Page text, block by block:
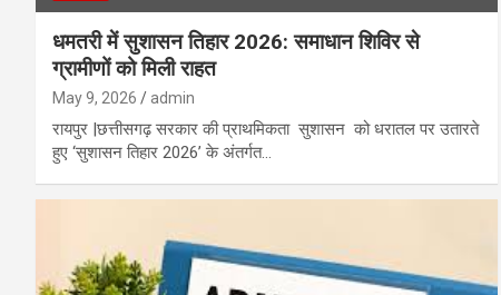
धमतरी में सुशासन तिहार 2026: समाधान शिविर से
ग्रामीणों को मिली राहत
May 9, 2026 admin
रायपुर |छत्तीसगढ़ सरकार की प्राथमिकता सुशासन को धरातल पर उतारते
हुए ‘सुशासन तिहार 2026’ के अंतर्गत…